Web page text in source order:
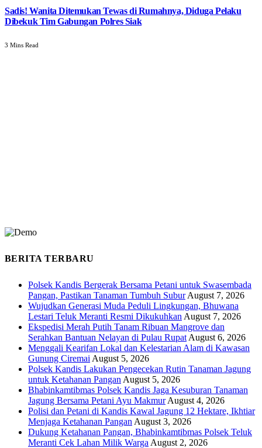
Sadis! Wanita Ditemukan Tewas di Rumahnya, Diduga Pelaku
Dibekuk Tim Gabungan Polres Siak
3 Mins Read
BERITA TERBARU
Polsek Kandis Bergerak Bersama Petani untuk Swasembada
Pangan, Pastikan Tanaman Tumbuh Subur August 7, 2026
Wujudkan Generasi Muda Peduli Lingkungan, Bhuwana
Lestari Teluk Meranti Resmi Dikukuhkan August 7, 2026
Ekspedisi Merah Putih Tanam Ribuan Mangrove dan
Serahkan Bantuan Nelayan di Pulau Rupat August 6, 2026
Menggali Kearifan Lokal dan Kelestarian Alam di Kawasan
Gunung Ciremai August 5, 2026
Polsek Kandis Lakukan Pengecekan Rutin Tanaman Jagung
untuk Ketahanan Pangan August 5, 2026
Bhabinkamtibmas Polsek Kandis Jaga Kesuburan Tanaman
Jagung Bersama Petani Ayu Makmur August 4, 2026
Polisi dan Petani di Kandis Kawal Jagung 12 Hektare, Ikhtiar
Menjaga Ketahanan Pangan August 3, 2026
Dukung Ketahanan Pangan, Bhabinkamtibmas Polsek Teluk
Meranti Cek Lahan Milik Warga August 2, 2026